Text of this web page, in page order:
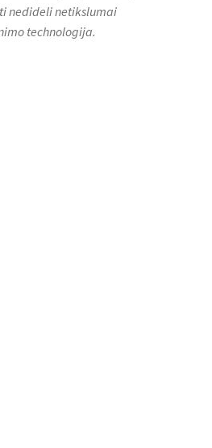
nedideli netikslumai
technologija.